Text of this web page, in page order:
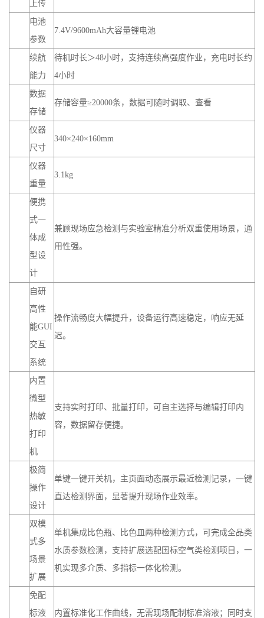
上传
电池
参数
7.4V/9600mAh大容量锂电池
续航
能力
待机时长＞48小时，支持连续高强度作业，充电时长约
4小时
数据
存储
存储容量≥20000条，数据可随时调取、查看
仪器
尺寸
340×240×160mm
仪器
重量
3.1kg
便携
式一
体成
型设
计
兼顾现场应急检测与实验室精准分析双重使用场景，通
用性强。
自研
高性
能GUI
交互
系统
操作流畅度大幅提升，设备运行高速稳定，响应无延
迟。
内置
微型
热敏
打印
机
支持实时打印、批量打印，可自主选择与编辑打印内
容，数据留存便捷。
极简
操作
设计
单键一键开关机，主页面动态展示最近检测记录，一键
直达检测界面，显著提升现场作业效率。
双模
式多
场景
扩展
单机集成比色瓶、比色皿两种检测方式，可完成全品类
水质参数检测，支持扩展选配国标空气类检测项目，一
机实现多介质、多指标一体化检测。
免配
标液
内置标准化工作曲线，无需现场配制标准溶液；同时支